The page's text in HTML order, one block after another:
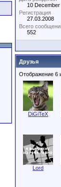
10 December
Регистрация
27.03.2008
Всего
552
Друзья
Отображение 6
DiGiTeX
Lord